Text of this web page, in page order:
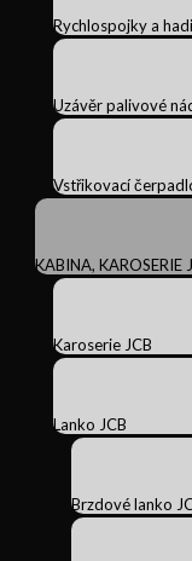
Rychlospojky a
Uzávěr palivové
Vstřikovací
KABINA, KAROSERIE
Karoserie JCB
Lanko JCB
Brzdové lanko